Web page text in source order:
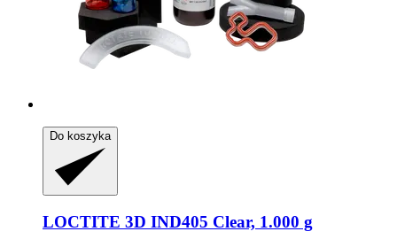
Do koszyka
LOCTITE 3D IND405 Clear, 1.000 g